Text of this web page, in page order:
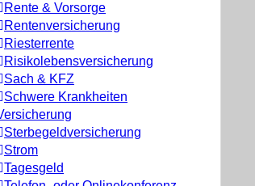
Rente & Vorsorge
Rentenversicherung
Riesterrente
Risikolebensversicherung
Sach & KFZ
Schwere Krankheiten
Sterbegeldversicherung
Strom
Tagesgeld